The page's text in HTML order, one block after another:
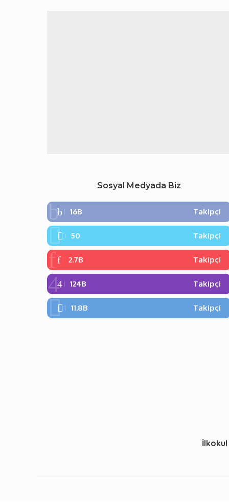
Sosyal Medyada Biz
16B Takipçi
50 Takipçi
2.7B Takipçi
124B Takipçi
11.8B Takipçi
İlkokul